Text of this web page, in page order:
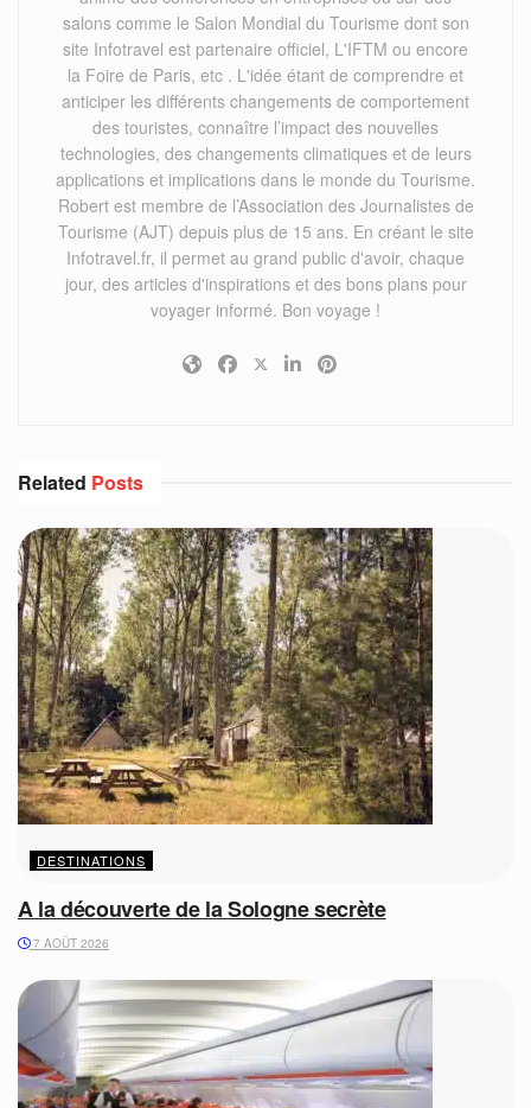
salons comme le Salon Mondial du Tourisme dont son
site Infotravel est partenaire officiel, L'IFTM ou encore
la Foire de Paris, etc . L'idée étant de comprendre et
anticiper les différents changements de comportement
des touristes, connaître l’impact des nouvelles
technologies, des changements climatiques et de leurs
applications et implications dans le monde du Tourisme.
Robert est membre de l’Association des Journalistes de
Tourisme (AJT) depuis plus de 15 ans. En créant le site
Infotravel.fr, il permet au grand public d'avoir, chaque
jour, des articles d'inspirations et des bons plans pour
voyager informé. Bon voyage !
Related Posts
DESTINATIONS
A la découverte de la Sologne secrète
7 AOÛT 2026